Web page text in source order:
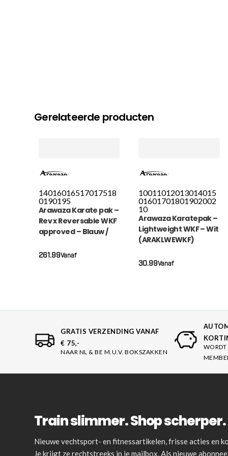
Gerelateerde producten
14016016517017518
0190195
Arawaza Karate pak –
Rev x Reversable WKF
approved – Blauw /
Vanaf
261.99
10011012013014015
01601701801902002
10
Arawaza Karatepak –
Lightweight WKF – Wit
(ARAKLWEWKF)
Vanaf
30.99
GRATIS VERZENDING VANAF
€ 75,-
NAAR NL & BE M.U.V. BOKSZAKKEN
WORDT
Train slimmer. Shop scherper.
Nieuwe vechtsport- en fitnessartikelen, frisse acties en
Je krijgt ze rechtstreeks in je mailbox. Als nieuwe